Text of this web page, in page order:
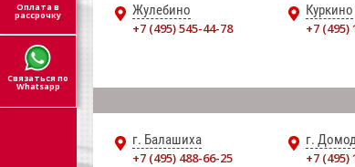
Жулебино
+7 (495) 545-44-78
Куркино
+7 (495)
г. Балашиха
+7 (495) 488-66-25
г.
+7 (495)
Оплата в
рассрочку
Связаться по
Whatsapp